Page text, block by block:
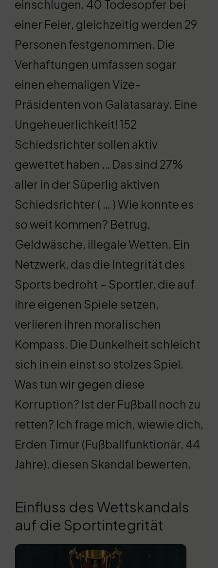
einschlugen. 40 Todesopfer bei
einer Feier, gleichzeitig werden 29
Personen festgenommen. Die
Verhaftungen umfassen sogar
einen ehemaligen Vize-
Präsidenten von Galatasaray. Eine
Ungeheuerlichkeit! 152
Schiedsrichter sollen aktiv
gewettet haben … Das sind 27%
aller in der Süperlig aktiven
Schiedsrichter ( … ) Wie konnte es
so weit kommen? Betrug,
Geldwäsche, illegale Wetten. Ein
Netzwerk, das die Integrität des
Sports bedroht – Sportler, die auf
ihre eigenen Spiele setzen,
verlieren ihren moralischen
Kompass. Die Dunkelheit schleicht
sich in ein einst so stolzes Spiel.
Was tun wir gegen diese
Korruption? Ist der Fußball noch zu
retten? Ich frage mich, wiewie dich,
Erden Timur (Fußballfunktionär, 44
Jahre), diesen Skandal bewerten.
Einfluss des Wettskandals
auf die Sportintegrität